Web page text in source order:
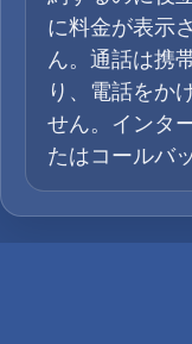
に料金が表示
ん。通話は携
り、電話をか
せん。インタ
たはコールバ